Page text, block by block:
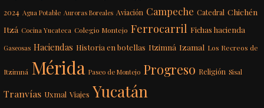
2024 Agua Potable Auroras Boreales Aviación Campeche Catedral Chichén
Itzá Cocina Yucateca Colegio Montejo Ferrocarril Fichas hacienda
Gaseosas Haciendas Historia en botellas Itzimná Izamal Los Recreos de
Itzimná Mérida Paseo de Montejo Progreso Religión Sisal
Tranvías Uxmal Viajes Yucatán